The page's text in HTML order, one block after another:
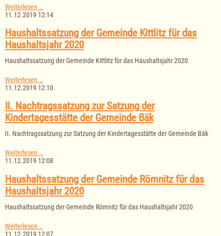
Weiterlesen …
der
Mechow
für
das
2020
11.12.2019 12:14
Haushaltssatzung der Gemeinde Kittlitz für das
Haushaltsjahr 2020
Haushaltssatzung der Gemeinde Kittlitz für das Haushaltsjahr 2020
Weiterlesen …
der
Kittlitz
für
das
2020
11.12.2019 12:10
II. Nachtragssatzung zur Satzung der
Kindertagesstätte der Gemeinde Bäk
II. Nachtragssatzung zur Satzung der Kindertagesstätte der Gemeinde Bäk
Weiterlesen …II.
Nachtragssatzung
Satzung
der
Kindertagesstätte
Gemeinde
11.12.2019 12:08
Haushaltssatzung der Gemeinde Römnitz für das
Haushaltsjahr 2020
Haushaltssatzung der Gemeinde Römnitz für das Haushaltsjahr 2020
Weiterlesen …
der
11.12.2019 12:07